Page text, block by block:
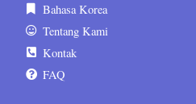
Bahasa Korea
Tentang Kami
Kontak
FAQ